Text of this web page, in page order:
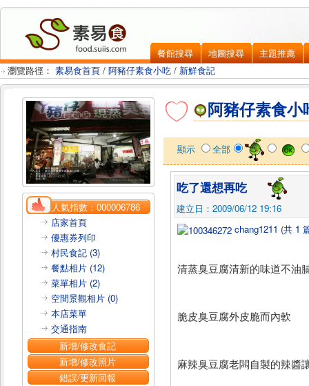
餐館搜尋 地圖搜尋
主題推薦
瀏覽路徑： 素易食首頁 / 阿豬仔素食小吃 / 新鮮食記
人氣指數：000006786
店家首頁
優惠券列印
村民食記 (3)
餐點相片 (12)
菜單相片 (2)
空間景觀相片 (0)
本店菜單
交通指南
新增/修改食記
新增/修改照片
錯誤/更新回報
阿豬仔素食小
顯示 全部
吃了還想再吃
建立日：2009/06/12 19:16
chang1211 (共 1
清蒸臭豆腐清新的味道不油
脆皮臭豆腐外皮脆而內軟
麻辣臭豆腐老闆自製的辣醬